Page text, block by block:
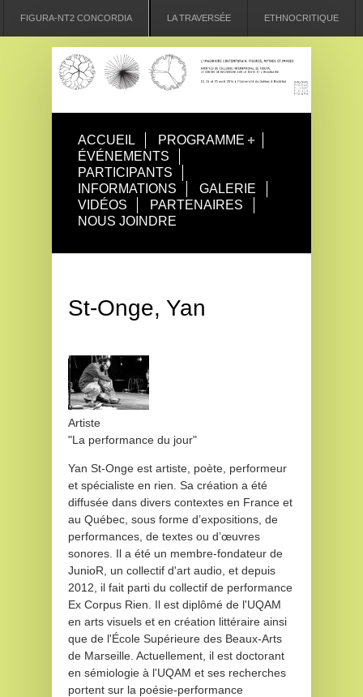
FIGURA-NT2 CONCORDIA LA TRAVERSÉE ETHNOCRITIQUE
ACCUEIL
PROGRAMME
ÉVÉNEMENTS
PARTICIPANTS
INFORMATIONS
GALERIE
VIDÉOS
PARTENAIRES
NOUS JOINDRE
St-Onge, Yan
Artiste
"La performance du jour"
Yan St-Onge est artiste, poète, performeur
et spécialiste en rien. Sa création a été
diffusée dans divers contextes en France et
au Québec, sous forme d’expositions, de
performances, de textes ou d’œuvres
sonores. Il a été un membre-fondateur de
JunioR, un collectif d'art audio, et depuis
2012, il fait parti du collectif de performance
Ex Corpus Rien. Il est diplômé de l'UQAM
en arts visuels et en création littéraire ainsi
que de l'École Supérieure des Beaux-Arts
de Marseille. Actuellement, il est doctorant
en sémiologie à l'UQAM et ses recherches
portent sur la poésie-performance